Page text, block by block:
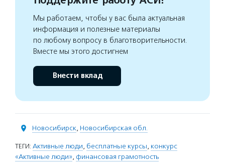
Мы работаем, чтобы у вас была актуальная
информация и полезные материалы
по любому вопросу в благотворительности.
Вместе мы этого достигнем
Внести вклад
Новосибирск, Новосибирская обл.
ТЕГИ: Активные люди, бесплатные курсы, конкурс
«Активные люди», финансовая грамотность